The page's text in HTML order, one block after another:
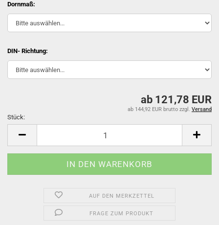
Dornmaß:
DIN- Richtung:
ab 121,78 EUR
ab 144,92 EUR brutto zzgl. Versand
Stück:
AUF DEN MERKZETTEL
FRAGE ZUM PRODUKT